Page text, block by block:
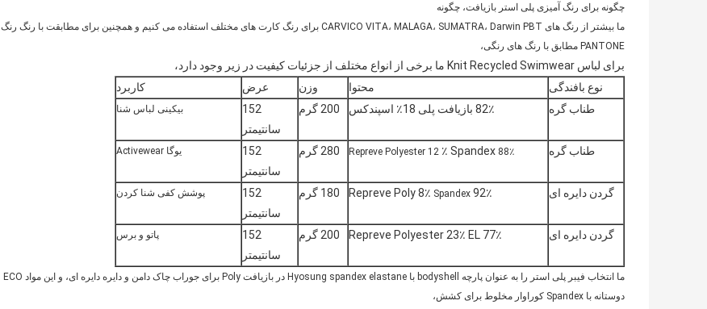
چگونه برای رنگ آمیزی پلی استر بازیافت، چگونه
ما بیشتر از رنگ های CARVICO VITA، MALAGA، SUMATRA، Darwin PBT برای رنگ کارت های مختلف استفاده می کنیم و همچنین برای مطابقت با رنگ رنگ
PANTONE مطابق با رنگ های رنگی،
برای لباس Knit Recycled Swimwear ما برخی از انواع مختلف از جزئیات کیفیت در زیر وجود دارد،
نوع بافندگی
محتوا وزن عرض
کاربرد
طناب گره
82٪ بازیافت پلی 18٪ اسپندکس 200 گرم
152
سانتیمتر
بیکینی لباس شنا
طناب گره 88٪ Repreve Polyester 12 ٪ Spandex 280 گرم
152
سانتیمتر
یوگا Activewear
گردن دایره ای 92٪ Repreve Poly 8٪ Spandex 180 گرم
152
سانتیمتر
پوشش کفی شنا کردن
گردن دایره ای 77٪ Repreve Polyester 23٪ EL 200 گرم
152
سانتیمتر
پاتو و برس
ما انتخاب فیبر پلی استر را به عنوان پارچه bodyshell با Hyosung spandex elastane در بازیافت Poly برای جوراب چاک دامن و دایره دایره ای، و این مواد ECO
دوستانه با Spandex کوراوار مخلوط برای کشش،